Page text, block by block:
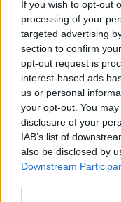
If you wish to opt-out
processing of your
targeted advertising
section to confirm
opt-out request is
interest-based ads
us or personal
your opt-out. You
disclosure of your
IAB’s list of
also be disclosed by
Downstream
La présente page de
l'envoi du fichier
Page de
https://www.petit-
Partager le
le Web et